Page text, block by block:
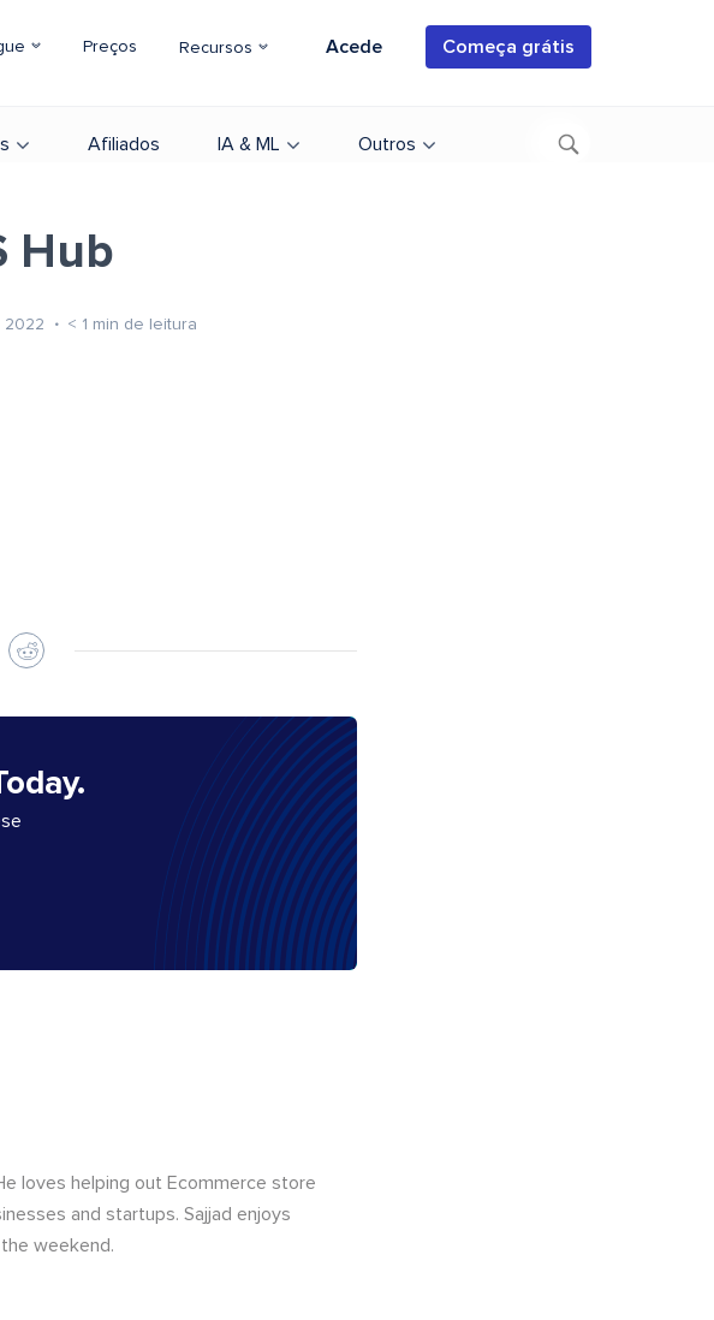
Preços Recursos Acede Começa grátis
Afiliados IA & ML Outros
Hub
2022 < 1 min de leitura
loves helping out Ecommerce store
and startups. Sajjad enjoys
weekend.